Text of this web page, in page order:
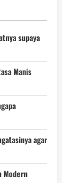
supaya
Manis
agar
Modern